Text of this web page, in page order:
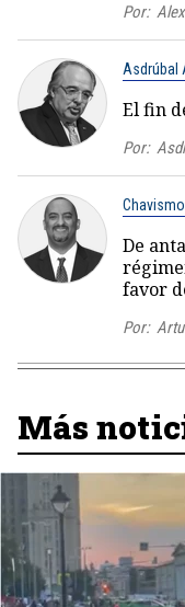
Por:
Asdrúbal
El fin
Por:
Chavismo
De
favor
Por:
Más